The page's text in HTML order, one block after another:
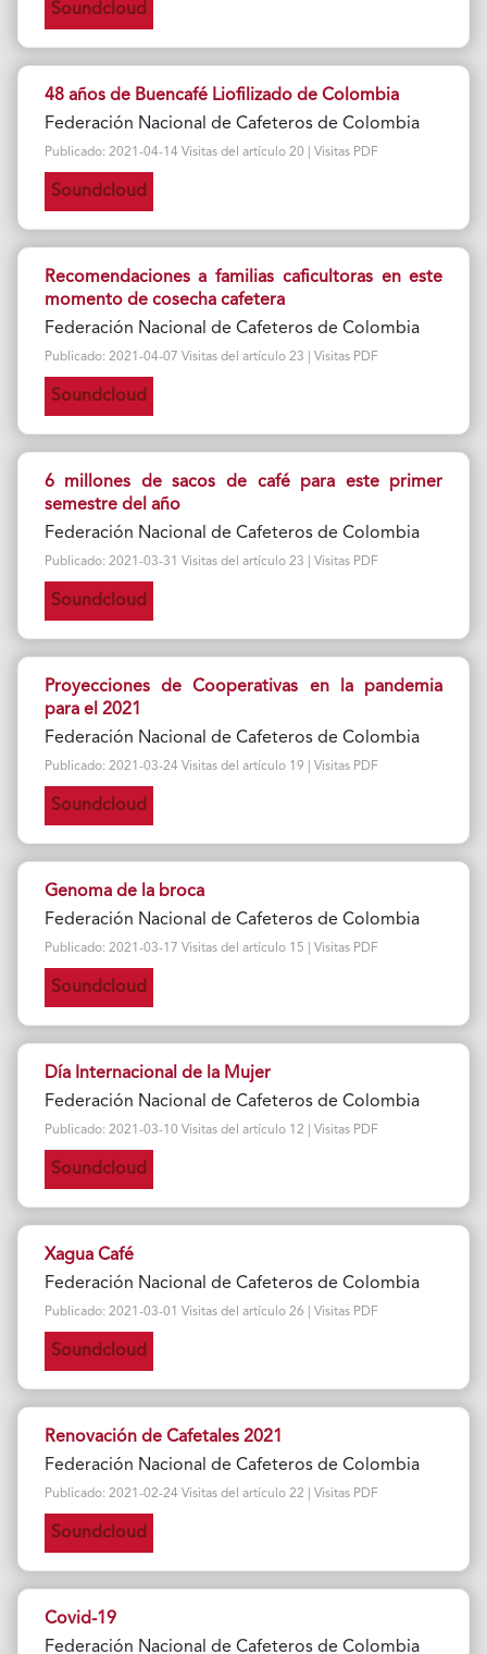
Soundcloud
48 años de Buencafé Liofilizado de Colombia
Federación Nacional de Cafeteros de Colombia
Publicado: 2021-04-14 Visitas del artículo 20 | Visitas PDF
Soundcloud
Recomendaciones a familias caficultoras en este
momento de cosecha cafetera
Federación Nacional de Cafeteros de Colombia
Publicado: 2021-04-07 Visitas del artículo 23 | Visitas PDF
Soundcloud
6 millones de sacos de café para este primer
semestre del año
Federación Nacional de Cafeteros de Colombia
Publicado: 2021-03-31 Visitas del artículo 23 | Visitas PDF
Soundcloud
Proyecciones de Cooperativas en la pandemia
para el 2021
Federación Nacional de Cafeteros de Colombia
Publicado: 2021-03-24 Visitas del artículo 19 | Visitas PDF
Soundcloud
Genoma de la broca
Federación Nacional de Cafeteros de Colombia
Publicado: 2021-03-17 Visitas del artículo 15 | Visitas PDF
Soundcloud
Día Internacional de la Mujer
Federación Nacional de Cafeteros de Colombia
Publicado: 2021-03-10 Visitas del artículo 12 | Visitas PDF
Soundcloud
Xagua Café
Federación Nacional de Cafeteros de Colombia
Publicado: 2021-03-01 Visitas del artículo 26 | Visitas PDF
Soundcloud
Renovación de Cafetales 2021
Federación Nacional de Cafeteros de Colombia
Publicado: 2021-02-24 Visitas del artículo 22 | Visitas PDF
Soundcloud
Covid-19
Federación Nacional de Cafeteros de Colombia